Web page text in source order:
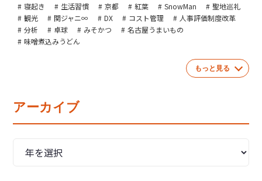
寝起き
生活習慣 京都 紅葉 SnowMan
聖地巡礼
観光
関ジャニ∞ DX コスト管理
人事評価制度改革
分析
卓球 みそかつ
名古屋うまいもの
味噌煮込みうどん
もっと見る
アーカイブ